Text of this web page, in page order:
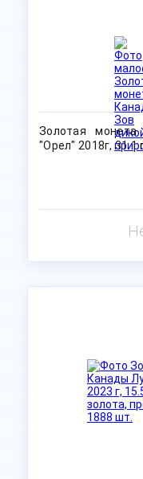
Золотая
"Орел" 2018г, 31.1